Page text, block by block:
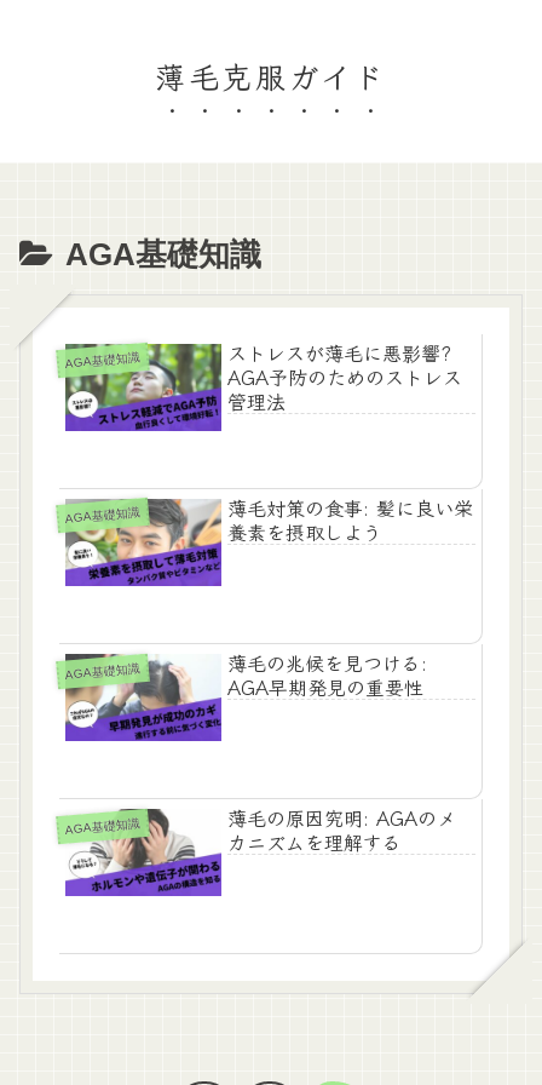
薄毛克服ガイド
AGA基礎知識
AGA基礎知識
ストレスが薄毛に悪影響?
AGA予防のためのストレス
管理法
AGA基礎知識
薄毛対策の食事: 髪に良い栄
養素を摂取しよう
AGA基礎知識
薄毛の兆候を見つける:
AGA早期発見の重要性
AGA基礎知識
薄毛の原因究明: AGAのメ
カニズムを理解する